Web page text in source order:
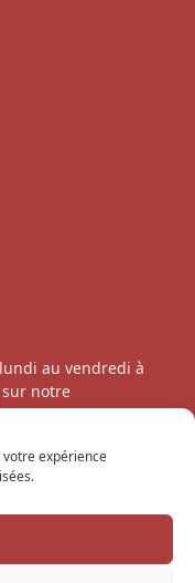
expérience
au vendredi à
sur notre
14 34 64.